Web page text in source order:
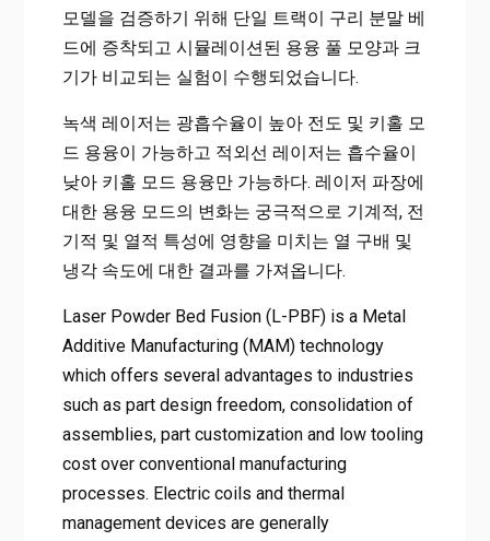
모델을 검증하기 위해 단일 트랙이 구리 분말 베
드에 증착되고 시뮬레이션된 용융 풀 모양과 크
기가 비교되는 실험이 수행되었습니다.
녹색 레이저는 광흡수율이 높아 전도 및 키홀 모
드 용융이 가능하고 적외선 레이저는 흡수율이
낮아 키홀 모드 용융만 가능하다. 레이저 파장에
대한 용융 모드의 변화는 궁극적으로 기계적, 전
기적 및 열적 특성에 영향을 미치는 열 구배 및
냉각 속도에 대한 결과를 가져옵니다.
Laser Powder Bed Fusion (L-PBF) is a Metal
Additive Manufacturing (MAM) technology
which offers several advantages to industries
such as part design freedom, consolidation of
assemblies, part customization and low tooling
cost over conventional manufacturing
processes. Electric coils and thermal
management devices are generally